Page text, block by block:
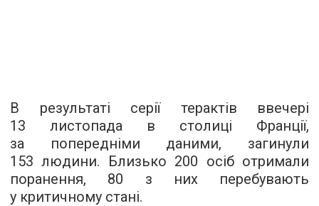
В результаті серії терактів ввечері
13 листопада в столиці Франції,
за попередніми даними, загинули
153 людини. Близько 200 осіб отримали
поранення, 80 з них перебувають
у критичному стані.